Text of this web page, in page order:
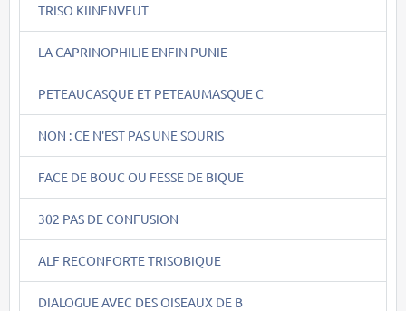
TRISO KIINENVEUT
LA CAPRINOPHILIE ENFIN PUNIE
PETEAUCASQUE ET PETEAUMASQUE C
NON : CE N'EST PAS UNE SOURIS
FACE DE BOUC OU FESSE DE BIQUE
302 PAS DE CONFUSION
ALF RECONFORTE TRISOBIQUE
DIALOGUE AVEC DES OISEAUX DE B